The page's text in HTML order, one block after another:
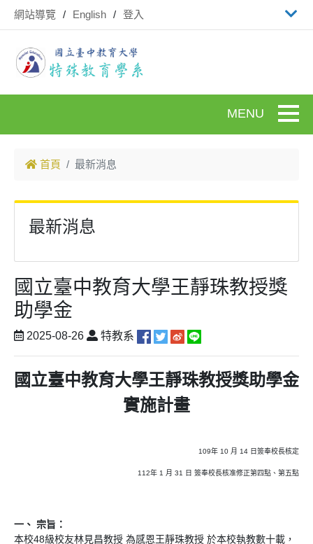
跳到主要內容
網站導覽 English 登入
首頁 最新消息
最新消息
國立臺中教育大學王靜珠教授獎
助學金
2025-08-26 特教系
國立臺中教育大學王靜珠教授獎助學金
實施計畫
109年 10 月 14 日簽奉校長核定
112年 1 月 31 日 簽奉校長核准修正第四點、第五點
一、 宗旨：
本校48級校友林見昌教授 為感恩王靜珠教授 於本校執教數十載，